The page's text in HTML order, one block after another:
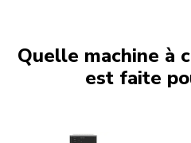
Quelle machine à
est faite